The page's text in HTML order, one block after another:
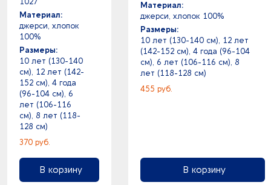
белый - золотистый
белый - золотистый
белый - зеленый
белый - розовый
белый - розовый
белый - разноцветный
белый - разноцветный
белый - светло-коричневый
белый - серебристый
белый - серебристый
белый - серый
полипропилен
полистирол
полиуретан
полиэстер
полиэстер 6%
полиэстер 20%
полиэстер 30%
полиэстер 35%
полиэстер 50%
полиэстер 92%
полиэстер 95%
Материал:
джерси, хлопок
100%
Размеры:
10 лет (130-140
см), 12 лет (142-
152 см), 4 года
(96-104 см), 6
лет (106-116
см), 8 лет (118-
128 см)
370 руб.
В корзину
Материал:
джерси, хлопок 100%
Размеры:
10 лет (130-140 см), 12 лет
(142-152 см), 4 года (96-104
см), 6 лет (106-116 см), 8
лет (118-128 см)
455 руб.
В корзину